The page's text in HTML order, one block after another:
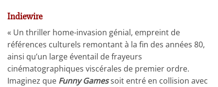
Indiewire
« Un thriller home-invasion génial, empreint de
références culturels remontant à la fin des années 80,
ainsi qu’un large éventail de frayeurs
cinématographiques viscérales de premier ordre.
Imaginez que Funny Gamessoit entré en collision avec